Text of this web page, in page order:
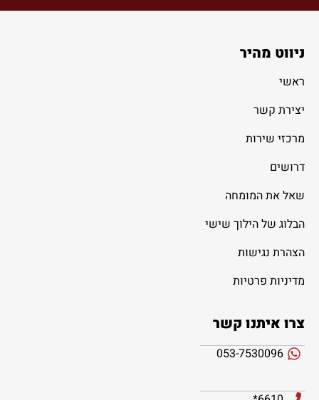
ניווט מהיר
ראשי
יצירת קשר
מרכזי שירות
דרושים
שאל את המומחה
הבלוג של הילוך שישי
הצהרת נגישות
מדיניות פרטיות
צרו איתנו קשר
053-7530096